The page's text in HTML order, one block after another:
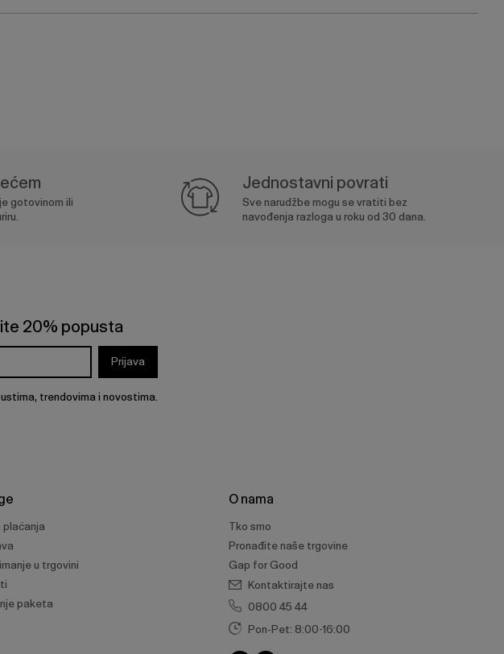
gotovinom ili
Jednostavni povrati
Sve narudžbe mogu se vratiti bez
navođenja razloga u roku od 30 dana.
20% popusta
Prijava
trendovima i novostima.
plaćanja
u trgovini
paketa
O nama
Tko smo
Pronađite naše trgovine
Gap for Good
Kontaktirajte nas
0800 45 44
Pon-Pet: 8:00-16:00